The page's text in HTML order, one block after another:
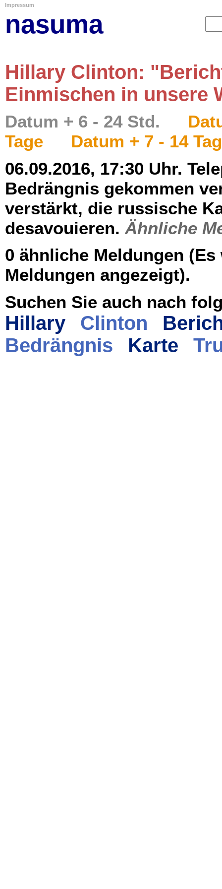
Impressum
nasuma
Hillary Clinton:
Einmischen in unsere
Datum + 6 - 24 Std.
Tage
Datum + 7 - 14
06.09.2016, 17:30 Uhr.
Bedrängnis gekommen
verstärkt, die russische
desavouieren. Ähnliche
0 ähnliche Meldungen
Meldungen angezeigt).
Suchen Sie auch nach
Hillary Clinton
Bedrängnis
Karte